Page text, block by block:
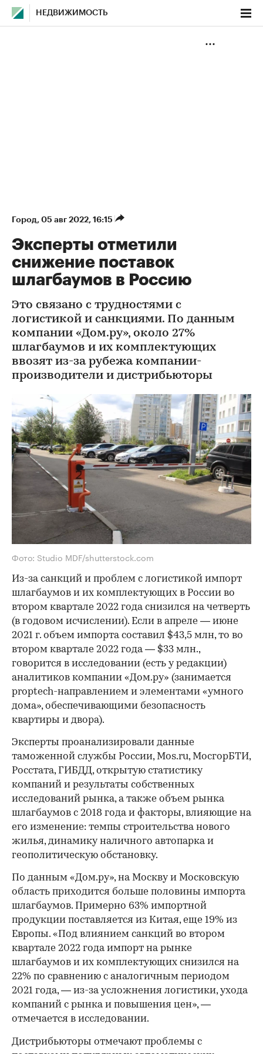
НЕДВИЖИМОСТЬ
Город⁠, 05 авг 2022, 16:15
Эксперты отметили
снижение поставок
шлагбаумов в Россию
Это связано с трудностями с
логистикой и санкциями. По данным
компании «Дом.ру», около 27%
шлагбаумов и их комплектующих
ввозят из-за рубежа компании-
производители и дистрибьюторы
Фото: Studio MDF/shutterstock.com
Из-за санкций и проблем с логистикой импорт
шлагбаумов и их комплектующих в России во
втором квартале 2022 года снизился на четверть
(в годовом исчислении). Если в апреле — июне
2021 г. объем импорта составил $43,5 млн, то во
втором квартале 2022 года — $33 млн.,
говорится в исследовании (есть у редакции)
аналитиков компании «Дом.ру» (занимается
proptech-направлением и элементами «умного
дома», обеспечивающими безопасность
квартиры и двора).
Эксперты проанализировали данные
таможенной службы России, Mos.ru, МосгорБТИ,
Росстата, ГИБДД, открытую статистику
компаний и результаты собственных
исследований рынка, а также объем рынка
шлагбаумов с 2018 года и факторы, влияющие на
его изменение: темпы строительства нового
жилья, динамику наличного автопарка и
геополитическую обстановку.
По данным «Дом.ру», на Москву и Московскую
область приходится больше половины импорта
шлагбаумов. Примерно 63% импортной
продукции поставляется из Китая, еще 19% из
Европы. «Под влиянием санкций во втором
квартале 2022 года импорт на рынке
шлагбаумов и их комплектующих снизился на
22% по сравнению с аналогичным периодом
2021 года, — из-за усложнения логистики, ухода
компаний с рынка и повышения цен», —
отмечается в исследовании.
Дистрибьюторы отмечают проблемы с